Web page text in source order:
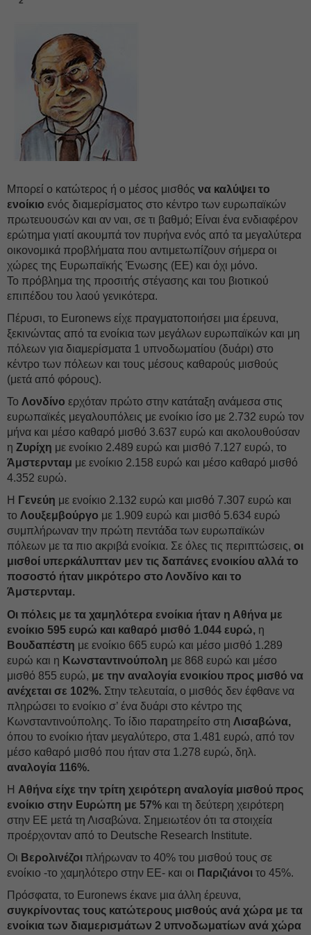
Μπορεί ο κατώτερος ή ο μέσος μισθός να καλύψει το
ενοίκιο ενός διαμερίσματος στο κέντρο των ευρωπαϊκών
πρωτευουσών και αν ναι, σε τι βαθμό; Είναι ένα ενδιαφέρον
ερώτημα γιατί ακουμπά τον πυρήνα ενός από τα μεγαλύτερα
οικονομικά προβλήματα που αντιμετωπίζουν σήμερα οι
χώρες της Ευρωπαϊκής Ένωσης (ΕΕ) και όχι μόνο.
Το πρόβλημα της προσιτής στέγασης και του βιοτικού
επιπέδου του λαού γενικότερα.
Πέρυσι, το Euronews είχε πραγματοποιήσει μια έρευνα,
ξεκινώντας από τα ενοίκια των μεγάλων ευρωπαϊκών και μη
πόλεων για διαμερίσματα 1 υπνοδωματίου (δυάρι) στο
κέντρο των πόλεων και τους μέσους καθαρούς μισθούς
(μετά από φόρους).
Το Λονδίνο ερχόταν πρώτο στην κατάταξη ανάμεσα στις
ευρωπαϊκές μεγαλουπόλεις με ενοίκιο ίσο με 2.732 ευρώ τον
μήνα και μέσο καθαρό μισθό 3.637 ευρώ και ακολουθούσαν
η Ζυρίχη με ενοίκιο 2.489 ευρώ και μισθό 7.127 ευρώ, το
Άμστερνταμ με ενοίκιο 2.158 ευρώ και μέσο καθαρό μισθό
4.352 ευρώ.
Η Γενεύη με ενοίκιο 2.132 ευρώ και μισθό 7.307 ευρώ και
το Λουξεμβούργο με 1.909 ευρώ και μισθό 5.634 ευρώ
συμπλήρωναν την πρώτη πεντάδα των ευρωπαϊκών
πόλεων με τα πιο ακριβά ενοίκια. Σε όλες τις περιπτώσεις, οι
μισθοί υπερκάλυπταν μεν τις δαπάνες ενοικίου αλλά το
ποσοστό ήταν μικρότερο στο Λονδίνο και το
Άμστερνταμ.
Οι πόλεις με τα χαμηλότερα ενοίκια ήταν η Αθήνα με
ενοίκιο 595 ευρώ και καθαρό μισθό 1.044 ευρώ, η
Βουδαπέστη με ενοίκιο 665 ευρώ και μέσο μισθό 1.289
ευρώ και η Κωνσταντινούπολη με 868 ευρώ και μέσο
μισθό 855 ευρώ, με την αναλογία ενοικίου προς μισθό να
ανέχεται σε 102%. Στην τελευταία, ο μισθός δεν έφθανε να
πληρώσει το ενοίκιο σ’ ένα δυάρι στο κέντρο της
Κωνσταντινούπολης. Το ίδιο παρατηρείτο στη Λισαβώνα,
όπου το ενοίκιο ήταν μεγαλύτερο, στα 1.481 ευρώ, από τον
μέσο καθαρό μισθό που ήταν στα 1.278 ευρώ, δηλ.
αναλογία 116%.
Η Αθήνα είχε την τρίτη χειρότερη αναλογία μισθού προς
ενοίκιο στην Ευρώπη με 57% και τη δεύτερη χειρότερη
στην ΕΕ μετά τη Λισαβώνα. Σημειωτέον ότι τα στοιχεία
προέρχονταν από το Deutsche Research Institute.
Οι Βερολινέζοι πλήρωναν το 40% του μισθού τους σε
ενοίκιο -το χαμηλότερο στην ΕΕ- και οι Παριζιάνοι το 45%.
Πρόσφατα, το Euronews έκανε μια άλλη έρευνα,
συγκρίνοντας τους κατώτερους μισθούς ανά χώρα με τα
ενοίκια των διαμερισμάτων 2 υπνοδωματίων ανά χώρα